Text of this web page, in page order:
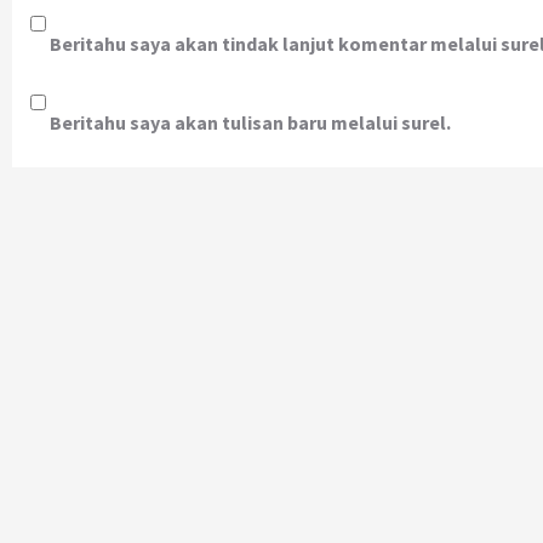
Beritahu saya akan tindak lanjut komentar melalui
Beritahu saya akan tulisan baru melalui surel.